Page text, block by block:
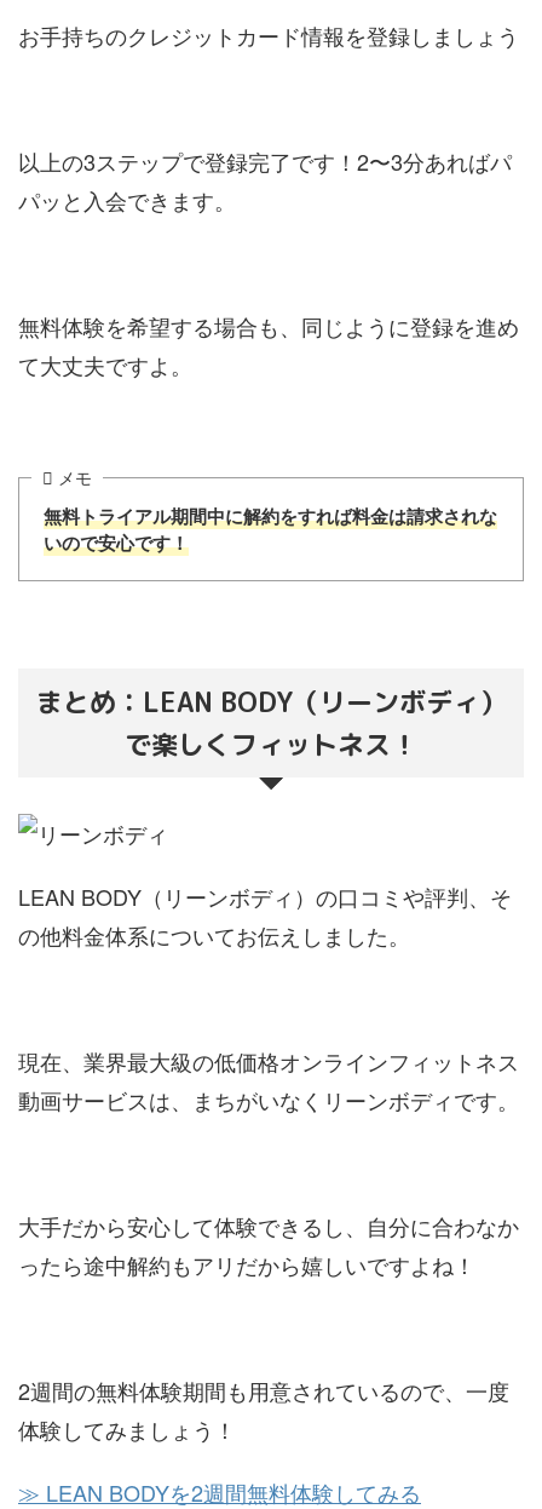
お手持ちのクレジットカード情報を登録しましょう
以上の3ステップで登録完了です！2〜3分あればパ
パッと入会できます。
無料体験を希望する場合も、同じように登録を進め
て大丈夫ですよ。
メモ
無料トライアル期間中に解約をすれば料金は請求されな
いので安心です！
まとめ：LEAN BODY（リーンボディ）
で楽しくフィットネス！
LEAN BODY（リーンボディ）の口コミや評判、そ
の他料金体系についてお伝えしました。
現在、業界最大級の低価格オンラインフィットネス
動画サービスは、まちがいなくリーンボディです。
大手だから安心して体験できるし、自分に合わなか
ったら途中解約もアリだから嬉しいですよね！
2週間の無料体験期間も用意されているので、一度
体験してみましょう！
≫ LEAN BODYを2週間無料体験してみる